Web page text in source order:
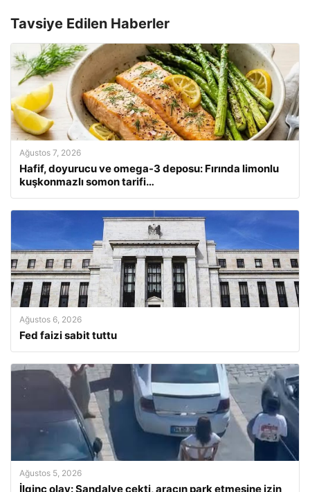
Tavsiye Edilen Haberler
Ağustos 7, 2026
Hafif, doyurucu ve omega-3 deposu: Fırında limonlu
kuşkonmazlı somon tarifi…
Ağustos 6, 2026
Fed faizi sabit tuttu
Ağustos 5, 2026
İlginç olay: Sandalye çekti, aracın park etmesine izin